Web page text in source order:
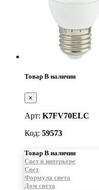
Товар В наличии
×
Арт: K7FV70ELC
Код: 59573
Товар В наличии
Свет в интерьере
Свет
Формула света
Дом света